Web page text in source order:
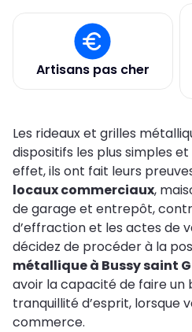
Artisans pas cher
Les rideaux et grilles
dispositifs les plus simples
effet, ils ont fait leurs
locaux commerciaux,
de garage et entrepôt,
d’effraction et les actes de
décidez de procéder à la
métallique à Bussy saint
avoir la capacité de faire un
tranquillité d’esprit, lorsque
commerce.